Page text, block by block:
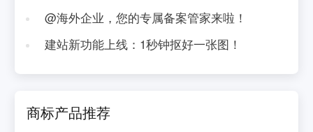
@海外企业，您的专属备案管家来啦！
建站新功能上线：1秒钟抠好一张图！
商标产品推荐